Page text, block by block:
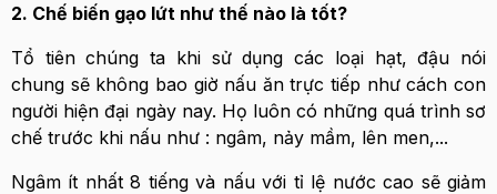
2. Chế biến gạo lứt như thế nào là tốt?
Tổ tiên chúng ta khi sử dụng các loại hạt, đậu nói
chung sẽ không bao giờ nấu ăn trực tiếp như cách con
người hiện đại ngày nay. Họ luôn có những quá trình sơ
chế trước khi nấu như : ngâm, nảy mầm, lên men,...
Ngâm ít nhất 8 tiếng và nấu với tỉ lệ nước cao sẽ giảm